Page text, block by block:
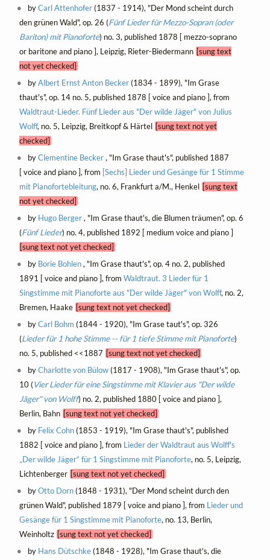
byCarl Attenhofer(1837 - 1914), "Der Mond scheint durch
den grünen Wald", op. 26 (Fünf Lieder für Mezzo-Sopran (oder
Bariton) mit Pianoforte) no. 3, published 1878 [ mezzo-soprano
or baritone and piano ], Leipzig, Rieter-Biedermann [sung text
not yet checked]
byAlbert Ernst Anton Becker(1834 - 1899), "Im Grase
thaut's", op. 14 no. 5, published 1878 [ voice and piano ], from
Waldtraut-Lieder. Fünf Lieder aus "Der wilde Jäger" von Julius
Wolff, no. 5, Leipzig, Breitkopf & Härtel [sung text not yet
checked]
byClementine Becker, "Im Grase thaut's", published 1887
[ voice and piano ], from [Sechs] Lieder und Gesänge für 1 Stimme
mit Pianofortebleitung, no. 6, Frankfurt a/M., Henkel [sung text
not yet checked]
by Hugo Berger, "Im Grase thaut's, die Blumen träumen", op. 6
(Fünf Lieder) no. 4, published 1892 [ medium voice and piano ]
[sung text not yet checked]
by Borie Bohlen, "Im Grase thaut's", op. 4 no. 2, published
1891 [ voice and piano ], from Waldtraut. 3 Lieder für 1
Singstimme mit Pianoforte aus "Der wilde Jäger" von Wolff, no. 2,
Bremen, Haake [sung text not yet checked]
byCarl Bohm (1844 - 1920), "Im Grase taut's", op. 326
(Lieder für 1 hohe Stimme -- für 1 tiefe Stimme mit Pianoforte)
no. 5, published <<1887 [sung text not yet checked]
byCharlotte von Bülow(1817 - 1908), "Im Grase thaut's", op.
10 (Vier Lieder für eine Singstimme mit Klavier aus "Der wilde
Jäger" von Wolff) no. 2, published 1880 [ voice and piano ],
Berlin, Bahn [sung text not yet checked]
by Felix Cohn(1853 - 1919), "Im Grase thaut's", published
1882 [ voice and piano ], from Lieder der Waldtraut aus Wolff's
„Der wilde Jäger“ für 1 Singstimme mit Pianoforte, no. 5, Leipzig,
Lichtenberger [sung text not yet checked]
byOtto Dorn(1848 - 1931), "Der Mond scheint durch den
grünen Wald", published 1879 [ voice and piano ], from Lieder und
Gesänge für 1 Singstimme mit Pianoforte, no. 13, Berlin,
Weinholtz [sung text not yet checked]
by Hans Dütschke(1848 - 1928), "Im Grase thaut's, die